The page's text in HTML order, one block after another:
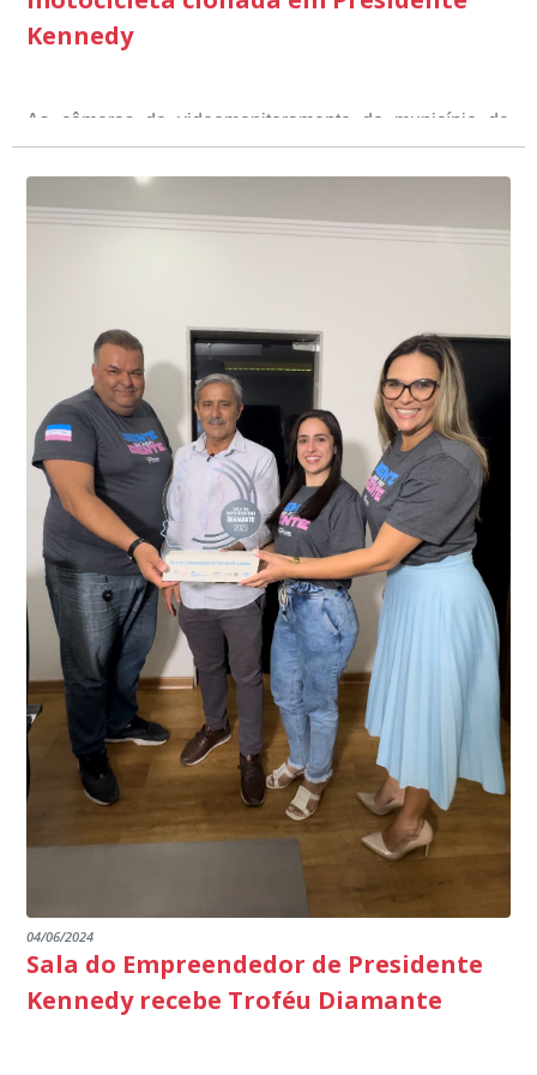
Kennedy
As câmeras de videomonitoramento do município de
Presidente Kennedy identificaram neste fim de semana,
01 de junho, uma motocicleta com indícios de
adulteração, imediatamente, a central de
videomonitoramento acionou a Guarda Civil Municipal,
Durante a abordagem a adulteração foi comprovada,
conta do sistema de videomonitoramento instalado
recentemente em todo o município de Presidente
Kennedy, o sistema é integrado com outros municípios
do país, sendo possível a identificação de veículos por
meio do cruzamento de informações, nesse caso
específico, com dados de uma cidade do Estado do Rio
de Janeiro.
“Mais de 100 câmeras foram instaladas na sede e no
interior de Presidente Kennedy, garantindo mais
segurança à população, seja nas ruas, no comércio, os
produtores agropecuários. Estamos no rumo certo,
parabéns a todos os servidores que contribuem para a
segurança da nossa cidade”, destaca o prefeito Dorlei
Fontão.
04/06/2024
Sala do Empreendedor de Presidente
Kennedy recebe Troféu Diamante